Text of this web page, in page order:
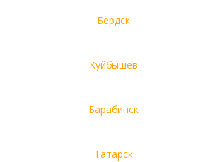
Бердск
Куйбышев
Барабинск
Татарск